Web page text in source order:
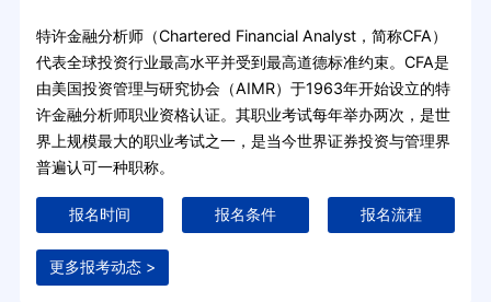
特许金融分析师（Chartered Financial Analyst，简称CFA）
代表全球投资行业最高水平并受到最高道德标准约束。CFA是
由美国投资管理与研究协会（AIMR）于1963年开始设立的特
许金融分析师职业资格认证。其职业考试每年举办两次，是世
界上规模最大的职业考试之一，是当今世界证券投资与管理界
普遍认可一种职称。
报名时间 报名条件 报名流程
更多报考动态 >